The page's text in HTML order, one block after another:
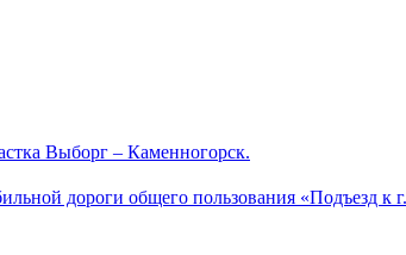
Выборг – Каменногорск.
дороги общего пользования «Подъезд к